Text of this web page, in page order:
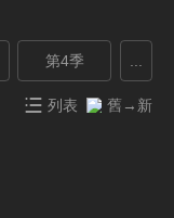
第4季
列表 舊→新